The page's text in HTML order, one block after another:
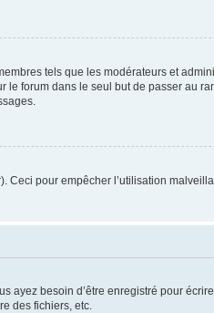
tels que les modérateurs et
forum dans le seul but de passer au
pour empêcher l’utilisation
ayez besoin d’être enregistré pour
des fichiers, etc.